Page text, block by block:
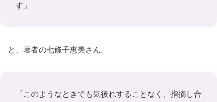
す」
と、著者の七條千恵美さん。
「このようなときでも気後れすることなく、指摘し合